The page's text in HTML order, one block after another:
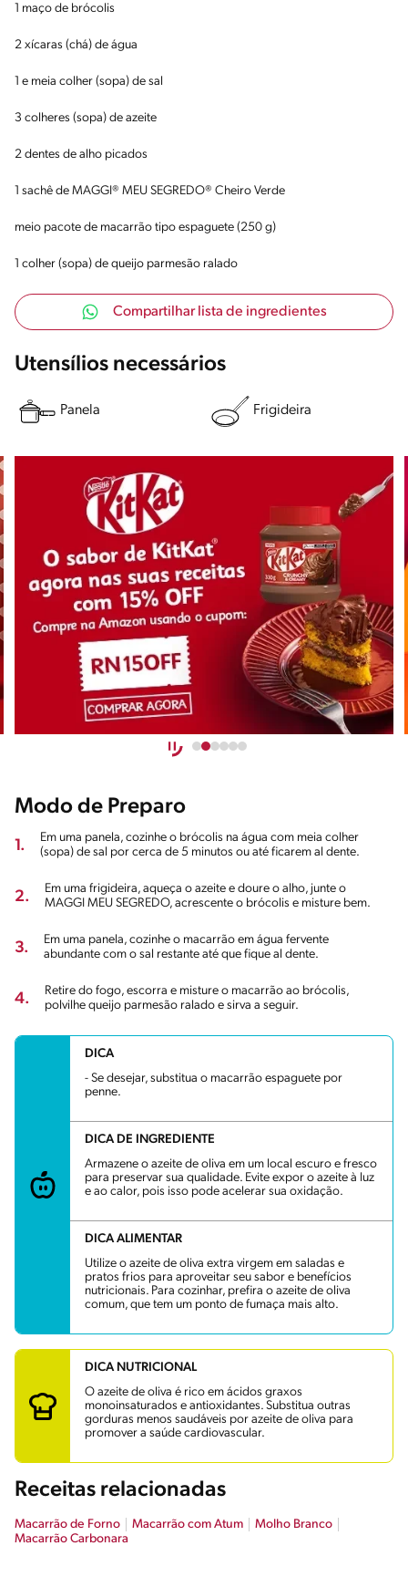
1 maço de brócolis
2 xícaras (chá) de água
1 e meia colher (sopa) de sal
3 colheres (sopa) de azeite
2 dentes de alho picados
1 sachê de MAGGI® MEU SEGREDO® Cheiro Verde
meio pacote de macarrão tipo espaguete (250 g)
1 colher (sopa) de queijo parmesão ralado
Compartilhar lista de ingredientes
Utensílios necessários
Panela Frigideira
Modo de Preparo
1.
Em uma panela, cozinhe o brócolis na água com meia colher
(sopa) de sal por cerca de 5 minutos ou até ficarem al dente.
2.
Em uma frigideira, aqueça o azeite e doure o alho, junte o
MAGGI MEU SEGREDO, acrescente o brócolis e misture bem.
3.
Em uma panela, cozinhe o macarrão em água fervente
abundante com o sal restante até que fique al dente.
4.
Retire do fogo, escorra e misture o macarrão ao brócolis,
polvilhe queijo parmesão ralado e sirva a seguir.
DICA
- Se desejar, substitua o macarrão espaguete por
penne.
DICA DE INGREDIENTE
Armazene o azeite de oliva em um local escuro e fresco
para preservar sua qualidade. Evite expor o azeite à luz
e ao calor, pois isso pode acelerar sua oxidação.
DICA ALIMENTAR
Utilize o azeite de oliva extra virgem em saladas e
pratos frios para aproveitar seu sabor e benefícios
nutricionais. Para cozinhar, prefira o azeite de oliva
comum, que tem um ponto de fumaça mais alto.
DICA NUTRICIONAL
O azeite de oliva é rico em ácidos graxos
monoinsaturados e antioxidantes. Substitua outras
gorduras menos saudáveis por azeite de oliva para
promover a saúde cardiovascular.
Receitas relacionadas
Macarrão de Forno Macarrão com Atum
Molho Branco
Macarrão Carbonara